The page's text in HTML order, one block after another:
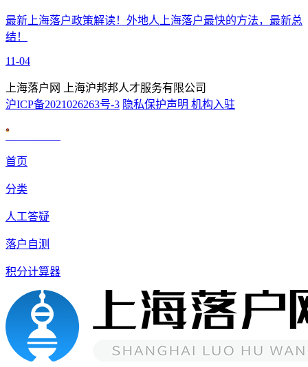
最新上海落户政策解读！外地人上海落户最快的方法，最新总
结！
11-04
上海落户网 上海沪邦邦人才服务有限公司
沪ICP备2021026263号-3 隐私保护声明 机构入驻
首页
分类
人工答疑
落户自测
积分计算器